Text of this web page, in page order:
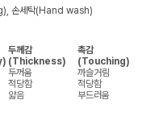
손세탁(Hand wash)
두께감
(Thickness)
촉감
(Touching)
두꺼움
까슬거림
적당함
적당함
얇음
부드러움